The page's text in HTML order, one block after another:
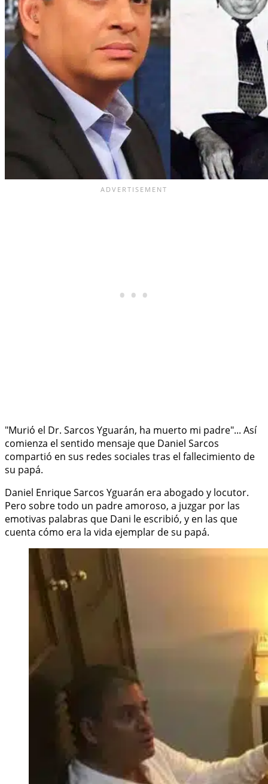
"Murió el Dr. Sarcos Yguarán, ha muerto mi padre"... Así
comienza el sentido mensaje que Daniel Sarcos
compartió en sus redes sociales tras el fallecimiento de
su papá.
Daniel Enrique Sarcos Yguarán era abogado y locutor.
Pero sobre todo un padre amoroso, a juzgar por las
emotivas palabras que Dani le escribió, y en las que
cuenta cómo era la vida ejemplar de su papá.